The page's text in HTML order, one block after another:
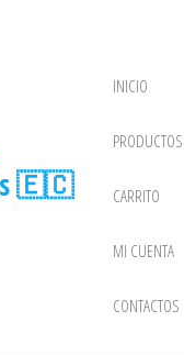
🇪🇨
INICIO
PRODUCTOS
CARRITO
MI CUENTA
CONTACTOS